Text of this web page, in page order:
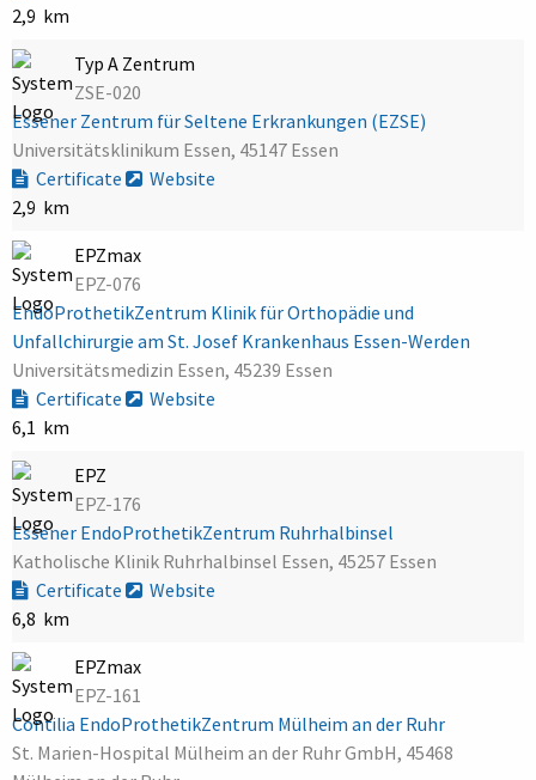
2,9 km
Typ A Zentrum
ZSE-020
Essener Zentrum für Seltene Erkrankungen (EZSE)
Universitätsklinikum Essen, 45147 Essen
Certificate
Website
2,9 km
EPZmax
EPZ-076
EndoProthetikZentrum Klinik für Orthopädie und
Unfallchirurgie am St. Josef Krankenhaus Essen-Werden
Universitätsmedizin Essen, 45239 Essen
Certificate
Website
6,1 km
EPZ
EPZ-176
Essener EndoProthetikZentrum Ruhrhalbinsel
Katholische Klinik Ruhrhalbinsel Essen, 45257 Essen
Certificate
Website
6,8 km
EPZmax
EPZ-161
Contilia EndoProthetikZentrum Mülheim an der Ruhr
St. Marien-Hospital Mülheim an der Ruhr GmbH, 45468